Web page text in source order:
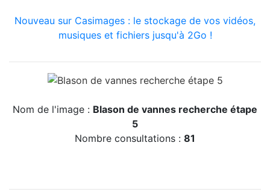
Nouveau sur Casimages : le stockage de vos vidéos,
musiques et fichiers jusqu'à 2Go !
Nom de l'image : Blason de vannes recherche étape
5
Nombre consultations : 81